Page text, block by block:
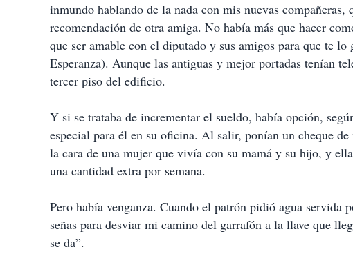
inmundo hablando de la nada con mis nuevas
recomendación de otra amiga. No había más que hacer
que ser amable con el diputado y sus amigos para que te
Esperanza). Aunque las antiguas y mejor portadas tenían
tercer piso del edificio.
Y si se trataba de incrementar el sueldo, había opción,
especial para él en su oficina. Al salir, ponían un cheque
la cara de una mujer que vivía con su mamá y su hijo, y
una cantidad extra por semana.
Pero había venganza. Cuando el patrón pidió agua
señas para desviar mi camino del garrafón a la llave que
se da”.